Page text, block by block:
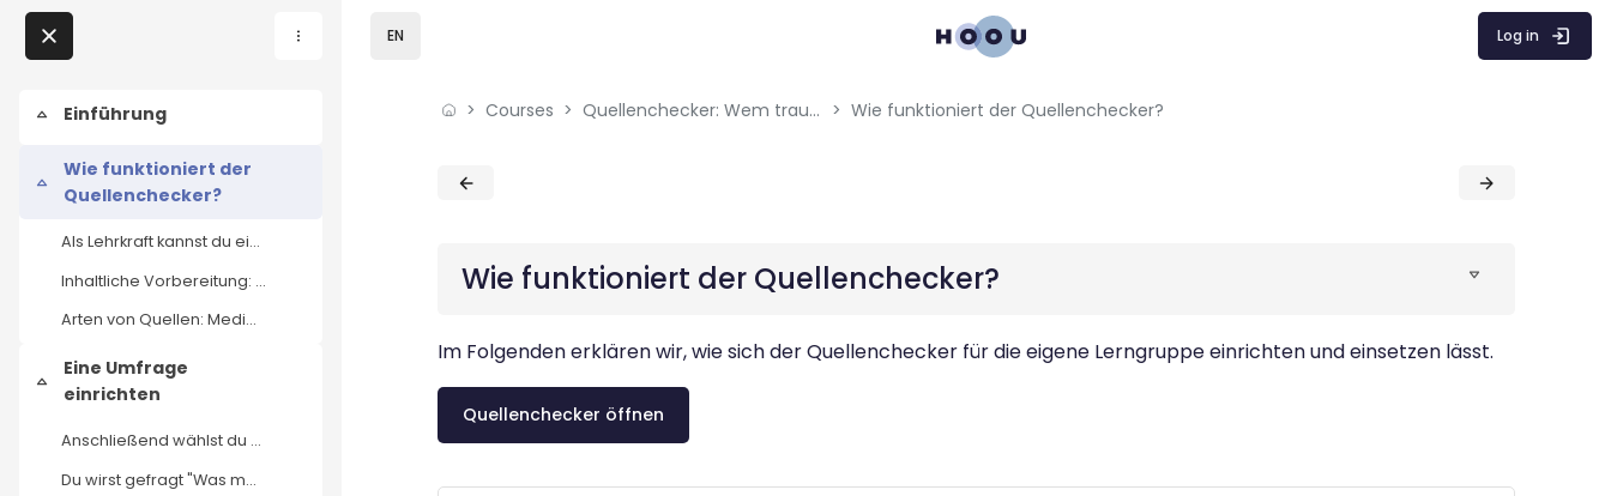
Home
Courses
My courses
Events
About us
Collapse
Einführung
Collapse
Wie funktioniert der
Quellenchecker?
Als Lehrkraft kannst du eine Umfrage mit selbst au...
Inhaltliche Vorbereitung: Überlege dir, welche Int...
Arten von Quellen: Medienauftritte und Nachrichten...
Collapse
Eine Umfrage
einrichten
Anschließend wählst du den Bereich "Ich bin Lehrer...
Du wirst gefragt "Was möchtest du machen?" und has...
Skip to - Close
EN Log in
Courses Quellenchecker: Wem traust du? Wie funktioniert der Quellenchecker?
Blocks
Blocks
Wie funktioniert der Quellenchecker?
Im Folgenden erklären wir, wie sich der Quellenchecker für die eigene Lerngruppe einrichten und einsetzen lässt.
Quellenchecker öffnen